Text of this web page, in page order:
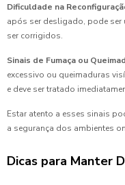
Dificuldade na
após ser desligado, pode ser
ser corrigidos.
Sinais de Fumaça ou
excessivo ou queimaduras
e deve ser tratado
Estar atento a esses sinais
a segurança dos ambientes
Dicas para Manter